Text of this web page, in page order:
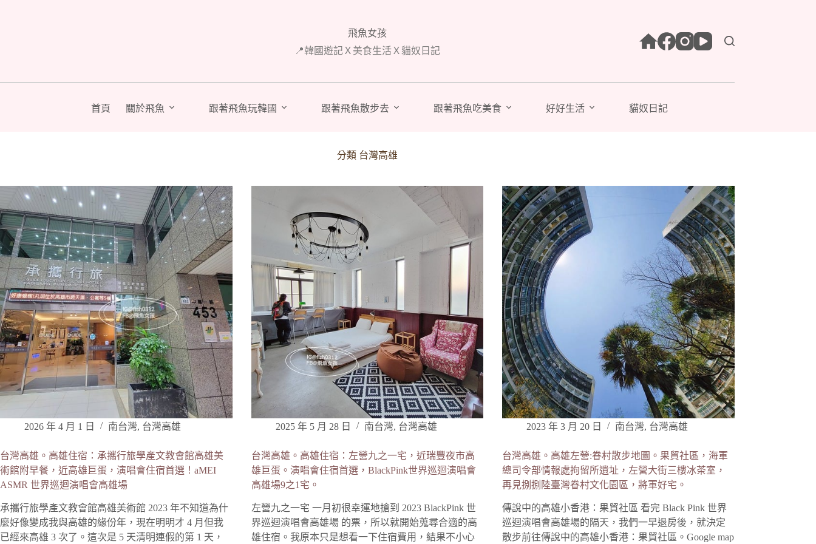
容
飛魚女孩
📍韓國遊記Ｘ美食生活Ｘ貓奴日記
首頁 關於飛魚 跟著飛魚玩韓國 跟著飛魚散步去 跟著飛魚吃美食 好好生活 貓奴日記
分類 台灣高雄
2026 年 4 月 1 日 南台灣, 台灣高雄
台灣高雄。高雄住宿：承攜行旅學產文教會館高雄美
術館附早餐，近高雄巨蛋，演唱會住宿首選！aMEI
ASMR 世界巡迴演唱會高雄場
承攜行旅學產文教會館高雄美術館 2023 年不知道為什
麼好像變成我與高雄的緣份年，現在明明才 4 月但我
已經來高雄 3 次了。這次是 5 天清明連假的第 1 天，
2025 年 5 月 28 日 南台灣, 台灣高雄
台灣高雄。高雄住宿：左營九之一宅，近瑞豐夜市高
雄巨蛋。演唱會住宿首選，BlackPink世界巡迴演唱會
高雄場9之1宅。
左營九之一宅 一月初很幸運地搶到 2023 BlackPink 世
界巡迴演唱會高雄場 的票，所以就開始蒐尋合適的高
雄住宿。我原本只是想看一下住宿費用，結果不小心
2023 年 3 月 20 日 南台灣, 台灣高雄
台灣高雄。高雄左營:眷村散步地圖。果貿社區，海軍
總司令部情報處拘留所遺址，左營大街三樓冰茶室，
再見捌捌陸臺灣眷村文化園區，將軍好宅。
傳說中的高雄小香港：果貿社區 看完 Black Pink 世界
巡迴演唱會高雄場的隔天，我們一早退房後，就決定
散步前往傳說中的高雄小香港：果貿社區。Google map